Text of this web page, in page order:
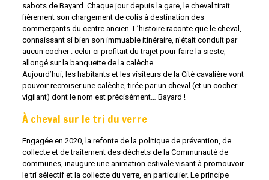
sabots de Bayard. Chaque jour depuis la gare, le cheval tirait
fièrement son chargement de colis à destination des
commerçants du centre ancien. L’histoire raconte que le cheval,
connaissant si bien son immuable itinéraire, n’était conduit par
aucun cocher : celui-ci profitait du trajet pour faire la sieste,
allongé sur la banquette de la calèche…
Aujourd’hui, les habitants et les visiteurs de la Cité cavalière vont
pouvoir recroiser une calèche, tirée par un cheval (et un cocher
vigilant) dont le nom est précisément… Bayard !
À cheval sur le tri du verre
Engagée en 2020, la refonte de la politique de prévention, de
collecte et de traitement des déchets de la Communauté de
communes, inaugure une animation estivale visant à promouvoir
le tri sélectif et la collecte du verre, en particulier. Le principe